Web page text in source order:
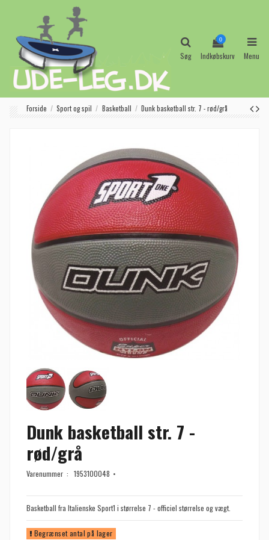
Søg
0
Indkøbskurv Menu
Forside Sport og spil Basketball Dunk basketball str. 7 - rød/grå
Dunk basketball str. 7 -
rød/grå
Varenummer : 1953100048
Basketball fra Italienske Sport1 i størrelse 7 - officiel størrelse og vægt.
Begrænset antal på lager